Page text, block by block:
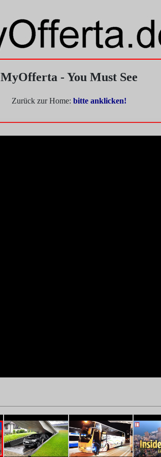
MyOfferta - You Must See
Zurück zur Home: bitte anklicken!